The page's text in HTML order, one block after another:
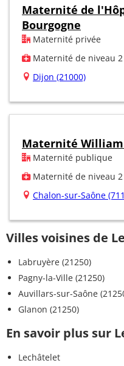
Maternité de
Bourgogne
Maternité privée
Maternité de niveau 2
Dijon (21000)
Maternité
Maternité publique
Maternité de niveau 2
Chalon-sur-Saône
Villes voisines de
Labruyère (21250)
Pagny-la-Ville (21250)
Auvillars-sur-Saône
Glanon (21250)
En savoir plus sur
Lechâtelet